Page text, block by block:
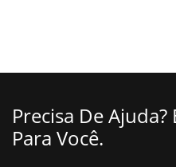
Precisa De
Para Você.